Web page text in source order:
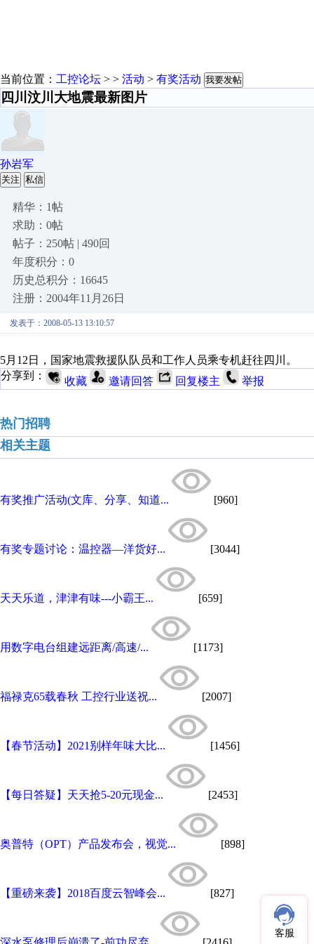
当前位置： 工控论坛 > > 活动 > 有奖活动 我要发帖
四川汶川大地震最新图片
孙岩军
关注 私信
精华：1帖
求助：0帖
帖子：250帖 | 490回
年度积分：0
历史总积分：16645
注册：2004年11月26日
发表于：2008-05-13 13:10:57
5月12日，国家地震救援队队员和工作人员乘专机赶往四川。
分享到：
收藏 邀请回答 回复楼主 举报
热门招聘
相关主题
有奖推广活动(文库、分享、知道... [960]
有奖专题讨论：温控器—洋货好... [3044]
天天乐道，津津有味---小霸王... [659]
用数字电台组建远距离/高速/... [1173]
福禄克65载春秋 工控行业送祝... [2007]
【春节活动】2021别样年味大比... [1456]
【每日答疑】天天抢5-20元现金... [2453]
奥普特（OPT）产品发布会，视觉... [898]
【重磅来袭】2018百度云智峰会... [827]
客服